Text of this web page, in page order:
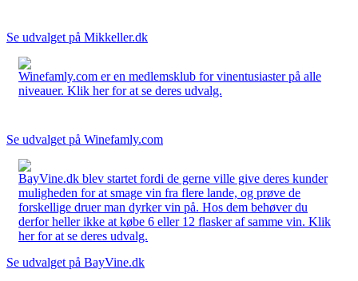
Se udvalget på Mikkeller.dk
Winefamly.com er en medlemsklub for vinentusiaster på alle
niveauer. Klik her for at se deres udvalg.
Se udvalget på Winefamly.com
BayVine.dk blev startet fordi de gerne ville give deres kunder
muligheden for at smage vin fra flere lande, og prøve de
forskellige druer man dyrker vin på. Hos dem behøver du
derfor heller ikke at købe 6 eller 12 flasker af samme vin. Klik
her for at se deres udvalg.
Se udvalget på BayVine.dk